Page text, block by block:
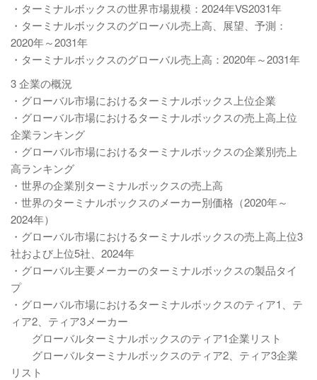
・ターミナルボックスの世界市場規模：2024年VS2031年
・ターミナルボックスのグローバル売上高、展望、予測：
2020年～2031年
・ターミナルボックスのグローバル売上高：2020年～2031年
3 企業の概況
・グローバル市場におけるターミナルボックス上位企業
・グローバル市場におけるターミナルボックスの売上高上位
企業ランキング
・グローバル市場におけるターミナルボックスの企業別売上
高ランキング
・世界の企業別ターミナルボックスの売上高
・世界のターミナルボックスのメーカー別価格（2020年～
2024年）
・グローバル市場におけるターミナルボックスの売上高上位3
社および上位5社、2024年
・グローバル主要メーカーのターミナルボックスの製品タイ
プ
・グローバル市場におけるターミナルボックスのティア1、テ
ィア2、ティア3メーカー
グローバルターミナルボックスのティア1企業リスト
グローバルターミナルボックスのティア2、ティア3企業
リスト